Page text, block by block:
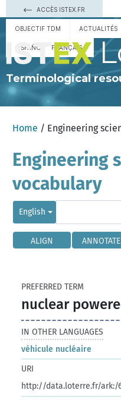
ACCÈS ISTEX.FR
OBJECTIF TDM ACTUALITÉS
ESPAÑOL FRANÇAIS
Terminological
Home / Engineering
Engineering
vocabulary
English
ALIGN ANNOTATE
PREFERRED TERM
nuclear
IN OTHER LANGUAGES
véhicule nucléaire
URI
http://data.loterre.fr/ark:/